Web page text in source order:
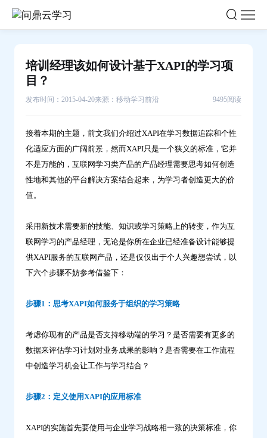
XAPI
目？-
培训经理该如何设计基于XAPI的学习项
目？
发布时间：2015-04-20来源：移动学习前沿 9495阅读
接着本期的主题，前文我们介绍过XAPI在学习数据追踪和个性
化适应方面的广阔前景，然而XAPI只是一个狭义的标准，它并
不是万能的，互联网学习类产品的产品经理需要思考如何创造
性地和其他的平台解决方案结合起来，为学习者创造更大的价
值。
采用新技术需要新的技能、知识或学习策略上的转变，作为互
联网学习的产品经理，无论是你所在企业已经准备设计能够提
供XAPI服务的互联网产品，还是仅仅出于个人兴趣想尝试，以
下六个步骤不妨参考借鉴下：
步骤1：思考XAPI如何服务于组织的学习策略
考虑你现有的产品是否支持移动端的学习？是否需要有更多的
数据来评估学习计划对业务成果的影响？是否需要在工作流程
中创造学习机会让工作与学习结合？
步骤2：定义使用XAPI的应用标准
XAPI的实施首先要使用与企业学习战略相一致的决策标准，你